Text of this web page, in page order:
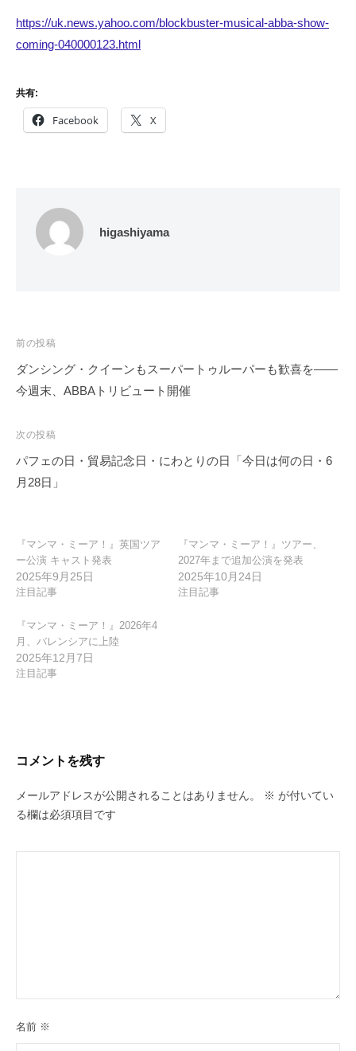
https://uk.news.yahoo.com/blockbuster-musical-abba-show-
coming-040000123.html
共有:
Facebook X
higashiyama
投
稿
ナ
ゲ
ー
シ
前の投稿
ダンシング・クイーンもスーパートゥルーパーも歓喜を――
今週末、ABBAトリビュート開催
次の投稿
パフェの日・貿易記念日・にわとりの日「今日は何の日・6
月28日」
『マンマ・ミーア！』英国ツア
ー公演 キャスト発表
2025年9月25日
注目記事
『マンマ・ミーア！』ツアー、
2027年まで追加公演を発表
2025年10月24日
注目記事
『マンマ・ミーア！』2026年4
月、バレンシアに上陸
2025年12月7日
注目記事
コメントを残す
メールアドレスが公開されることはありません。 ※ が付いてい
る欄は必須項目です
名前 ※